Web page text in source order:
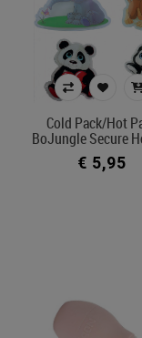
In voorraad
Belgisch
Cold Pack/hot
BoJungle Secure
€ 5,95